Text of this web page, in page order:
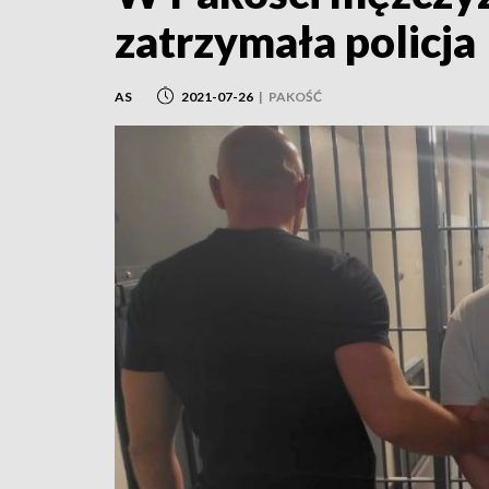
zatrzymała policja
AS 2021-07-26 | PAKOŚĆ